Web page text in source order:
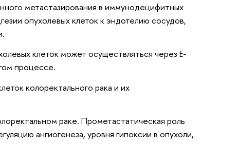
метастазирования в иммунодецифитных
опухолевых клеток к эндотелию сосудов,
клеток может осуществляться через Е-
процессе.
колоректального рака и их
раке. Прометастатическая роль
ангиогенеза, уровня гипоксии в опухоли,